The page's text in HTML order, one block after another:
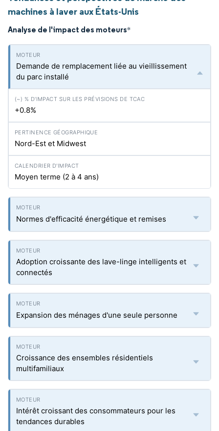
machines à laver aux États-Unis
Analyse de l'impact des moteurs*
Demande de remplacement liée au vieillissement
du parc installé
+0.8%
Nord-Est et Midwest
Moyen terme (2 à 4 ans)
Normes d'efficacité énergétique et remises
Adoption croissante des lave-linge intelligents et
connectés
Expansion des ménages d'une seule personne
Croissance des ensembles résidentiels
multifamiliaux
Intérêt croissant des consommateurs pour les
tendances durables